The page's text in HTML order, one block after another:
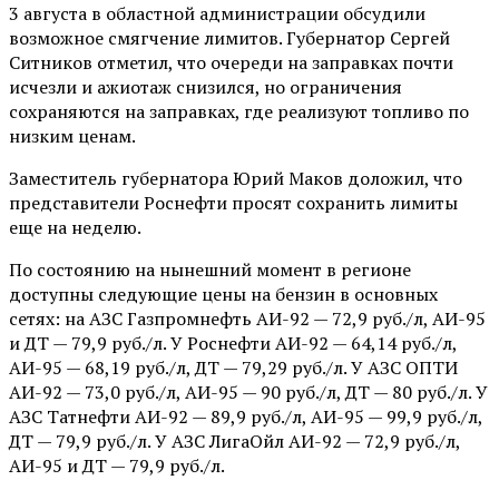
3 августа в областной администрации обсудили
возможное смягчение лимитов. Губернатор Сергей
Ситников отметил, что очереди на заправках почти
исчезли и ажиотаж снизился, но ограничения
сохраняются на заправках, где реализуют топливо по
низким ценам.
Заместитель губернатора Юрий Маков доложил, что
представители Роснефти просят сохранить лимиты
еще на неделю.
По состоянию на нынешний момент в регионе
доступны следующие цены на бензин в основных
сетях: на АЗС Газпромнефть АИ-92 — 72,9 руб./л, АИ-95
и ДТ — 79,9 руб./л. У Роснефти АИ-92 — 64,14 руб./л,
АИ-95 — 68,19 руб./л, ДТ — 79,29 руб./л. У АЗС ОПТИ
АИ-92 — 73,0 руб./л, АИ-95 — 90 руб./л, ДТ — 80 руб./л. У
АЗС Татнефти АИ-92 — 89,9 руб./л, АИ-95 — 99,9 руб./л,
ДТ — 79,9 руб./л. У АЗС ЛигаОйл АИ-92 — 72,9 руб./л,
АИ-95 и ДТ — 79,9 руб./л.